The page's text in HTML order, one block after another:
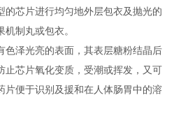
的芯片进行均匀地外层包衣及抛光的
制丸或包衣。
色泽光亮的表面，其表层糖粉结晶后
止芯片氧化变质，受潮或挥发，又可
片便于识别及援和在人体肠胃中的溶